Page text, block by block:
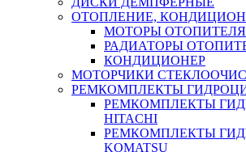
ОТОПЛЕНИЕ,
МОТОРЫ ОТОПИТЕЛЯ
РАДИАТОРЫ
КОНДИЦИОНЕР
МОТОРЧИКИ
РЕМКОМПЛЕКТЫ
РЕМКОМПЛЕКТЫ
HITACHI
РЕМКОМПЛЕКТЫ
KOMATSU